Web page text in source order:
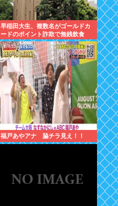
早稲田大生、複数名がゴールドカ
ードのポイント詐欺で無銭飲食
福戸あやアナ 脇チラ見え！！